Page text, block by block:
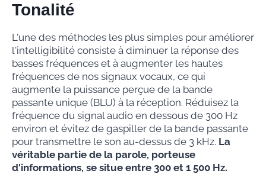
Tonalité
L'une des méthodes les plus simples pour améliorer
l'intelligibilité consiste à diminuer la réponse des
basses fréquences et à augmenter les hautes
fréquences de nos signaux vocaux, ce qui
augmente la puissance perçue de la bande
passante unique (BLU) à la réception. Réduisez la
fréquence du signal audio en dessous de 300 Hz
environ et évitez de gaspiller de la bande passante
pour transmettre le son au-dessus de 3 kHz. La
véritable partie de la parole, porteuse
d'informations, se situe entre 300 et 1 500 Hz.